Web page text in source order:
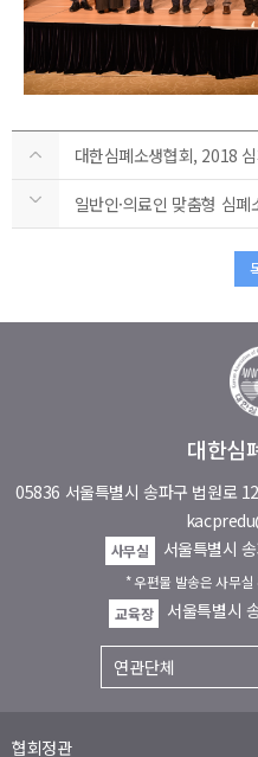
일반인·의료인 맞춤형 심폐
대한심
05836 서울특별시 송파구 법원로
사무실 서울특별시
* 우편물 발송은 사무
교육장
서울특별시
협회정관